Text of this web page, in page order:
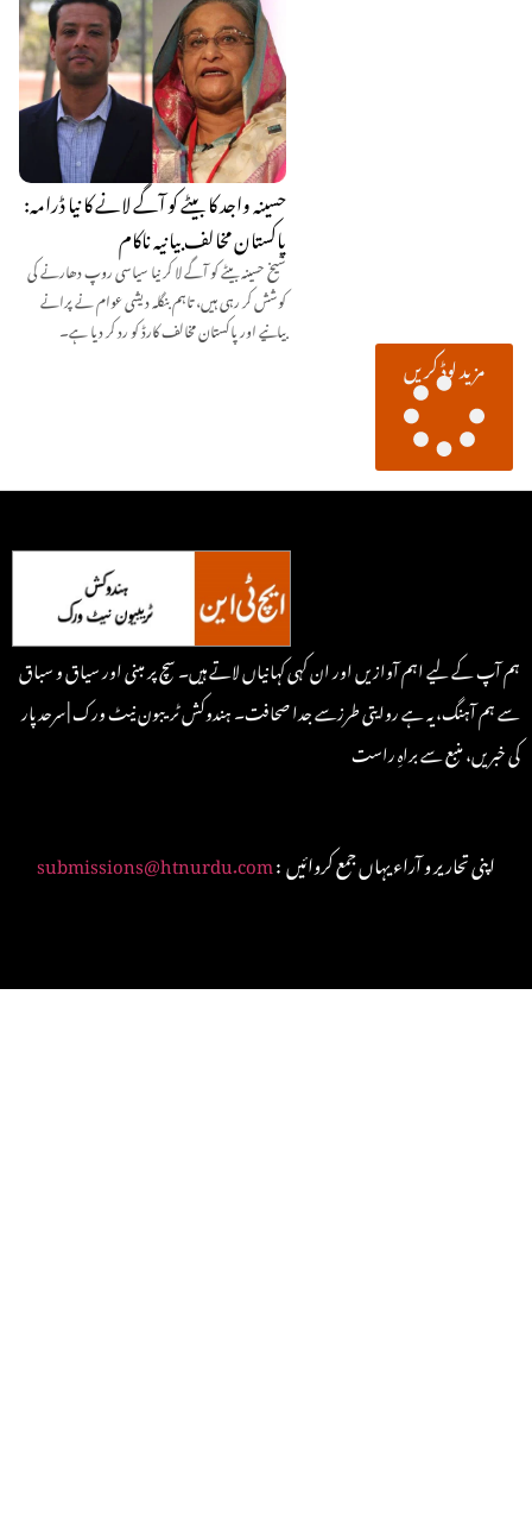
حسینہ واجد کا بیٹے کو آگے لانے کا نیا ڈرامہ:
پاکستان مخالف بیانیہ ناکام
شیخ حسینہ بیٹے کو آگے لا کر نیا سیاسی روپ دھارنے کی
کوشش کر رہی ہیں، تاہم بنگلہ دیشی عوام نے پرانے
بیانیے اور پاکستان مخالف کارڈ کو رد کر دیا ہے۔
مزید لوڈ کریں
ہم آپ کے لیے اہم آوازیں اور ان کہی کہانیاں لاتے ہیں۔ سچ پر مبنی اور سیاق و سباق
سے ہم آہنگ، یہ ہے روایتی طرزسے جدا صحافت۔ ہندوکش ٹریبون نیٹ ورک | سرحد پار
کی خبریں، منبع سے براہِ راست
submissions@htnurdu.com : اپنی تحاریر و آراء یہاں جمع کروائیں